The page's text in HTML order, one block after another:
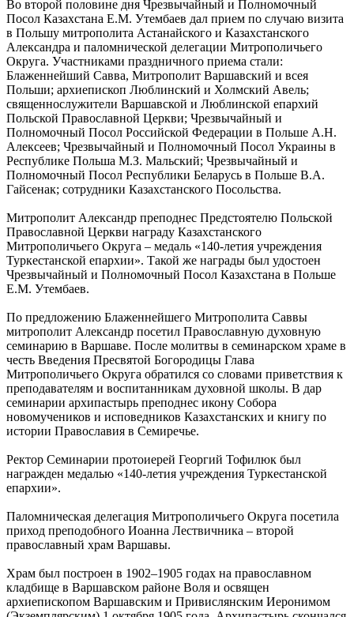
Во второй половине дня Чрезвычайный и Полномочный
Посол Казахстана Е.М. Утембаев дал прием по случаю визита
в Польшу митрополита Астанайского и Казахстанского
Александра и паломнической делегации Митрополичьего
Округа. Участниками праздничного приема стали:
Блаженнейший Савва, Митрополит Варшавский и всея
Польши; архиепископ Люблинский и Холмский Авель;
священнослужители Варшавской и Люблинской епархий
Польской Православной Церкви; Чрезвычайный и
Полномочный Посол Российской Федерации в Польше А.Н.
Алексеев; Чрезвычайный и Полномочный Посол Украины в
Республике Польша М.З. Мальский; Чрезвычайный и
Полномочный Посол Республики Беларусь в Польше В.А.
Гайсенак; сотрудники Казахстанского Посольства.
Митрополит Александр преподнес Предстоятелю Польской
Православной Церкви награду Казахстанского
Митрополичьего Округа – медаль «140-летия учреждения
Туркестанской епархии». Такой же награды был удостоен
Чрезвычайный и Полномочный Посол Казахстана в Польше
Е.М. Утембаев.
По предложению Блаженнейшего Митрополита Саввы
митрополит Александр посетил Православную духовную
семинарию в Варшаве. После молитвы в семинарском храме в
честь Введения Пресвятой Богородицы Глава
Митрополичьего Округа обратился со словами приветствия к
преподавателям и воспитанникам духовной школы. В дар
семинарии архипастырь преподнес икону Собора
новомучеников и исповедников Казахстанских и книгу по
истории Православия в Семиречье.
Ректор Семинарии протоиерей Георгий Тофилюк был
награжден медалью «140-летия учреждения Туркестанской
епархии».
Паломническая делегация Митрополичьего Округа посетила
приход преподобного Иоанна Лествичника – второй
православный храм Варшавы.
Храм был построен в 1902–1905 годах на православном
кладбище в Варшавском районе Воля и освящен
архиепископом Варшавским и Привислянским Иеронимом